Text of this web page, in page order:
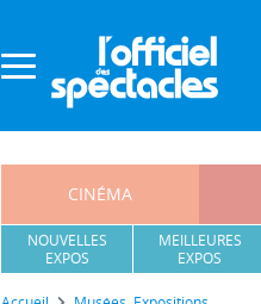
CINÉMA
NOUVELLES
EXPOS
MEILLEURES
EXPOS